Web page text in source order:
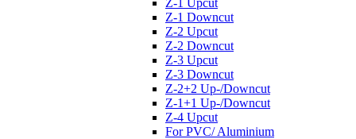
Z-1 Upcut
Z-1 Downcut
Z-2 Upcut
Z-2 Downcut
Z-3 Upcut
Z-3 Downcut
Z-2+2 Up-/Downcut
Z-1+1 Up-/Downcut
Z-4 Upcut
For PVC/ Aluminium